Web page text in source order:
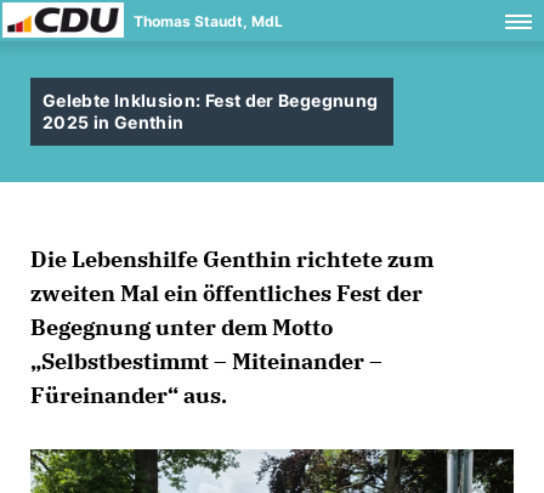
Thomas Staudt, MdL
Gelebte Inklusion: Fest der Begegnung
2025 in Genthin
Die Lebenshilfe Genthin richtete zum
zweiten Mal ein öffentliches Fest der
Begegnung unter dem Motto
Selbstbestimmt – Miteinander –
Füreinander“ aus.